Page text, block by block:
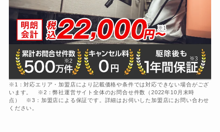
※1：対応エリア・加盟店により記載価格や条件では対応できない場合がござ
います。 ※2：弊社運営サイト全体のお問合せ件数（2022年10月末時
点） ※3：加盟店による保証です。詳細はお伺いした加盟店にお問い合わせ
ください。